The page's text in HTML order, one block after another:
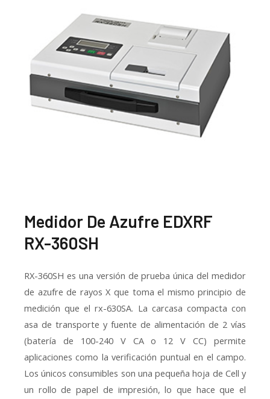
Medidor De Azufre EDXRF
RX-360SH
RX-360SH es una versión de prueba única del medidor
de azufre de rayos X que toma el mismo principio de
medición que el rx-630SA. La carcasa compacta con
asa de transporte y fuente de alimentación de 2 vías
(batería de 100-240 V CA o 12 V CC) permite
aplicaciones como la verificación puntual en el campo.
Los únicos consumibles son una pequeña hoja de Cell y
un rollo de papel de impresión, lo que hace que el